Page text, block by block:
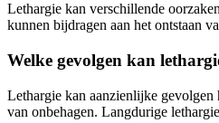
Lethargie kan verschillende
kunnen bijdragen aan het ontstaan
Welke gevolgen kan
Lethargie kan aanzienlijke
van onbehagen. Langdurige